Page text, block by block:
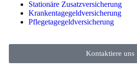
Stationäre Zusatzversicherung
Krankentagegeldversicherung
Pflegetagegeldversicherung
Kontaktiere uns